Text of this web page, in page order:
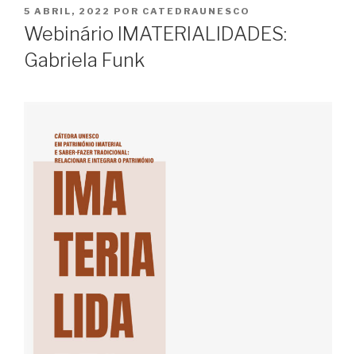
PUBLICADO
EM
5 ABRIL, 2022 POR CATEDRAUNESCO
Webinário IMATERIALIDADES:
Gabriela Funk